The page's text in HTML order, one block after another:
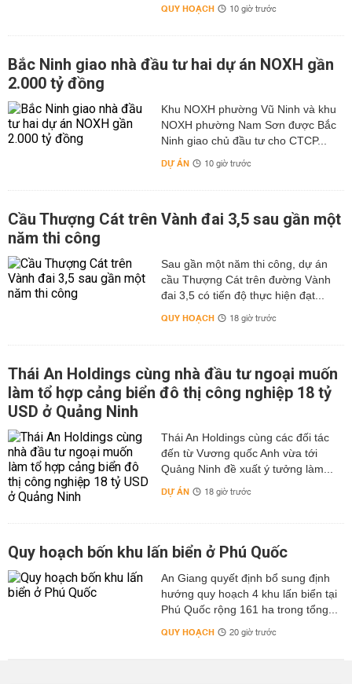
QUY HOẠCH 10 giờ trước
Bắc Ninh giao nhà đầu tư hai dự án NOXH gần
2.000 tỷ đồng
Khu NOXH phường Vũ Ninh và khu
NOXH phường Nam Sơn được Bắc
Ninh giao chủ đầu tư cho CTCP...
DỰ ÁN 10 giờ trước
Cầu Thượng Cát trên Vành đai 3,5 sau gần một
năm thi công
Sau gần một năm thi công, dự án
cầu Thượng Cát trên đường Vành
đai 3,5 có tiến độ thực hiện đạt...
QUY HOẠCH 18 giờ trước
Thái An Holdings cùng nhà đầu tư ngoại muốn
làm tổ hợp cảng biển đô thị công nghiệp 18 tỷ
USD ở Quảng Ninh
Thái An Holdings cùng các đối tác
đến từ Vương quốc Anh vừa tới
Quảng Ninh đề xuất ý tưởng làm...
DỰ ÁN 18 giờ trước
Quy hoạch bốn khu lấn biển ở Phú Quốc
An Giang quyết định bổ sung định
hướng quy hoạch 4 khu lấn biển tại
Phú Quốc rộng 161 ha trong tổng...
QUY HOẠCH 20 giờ trước